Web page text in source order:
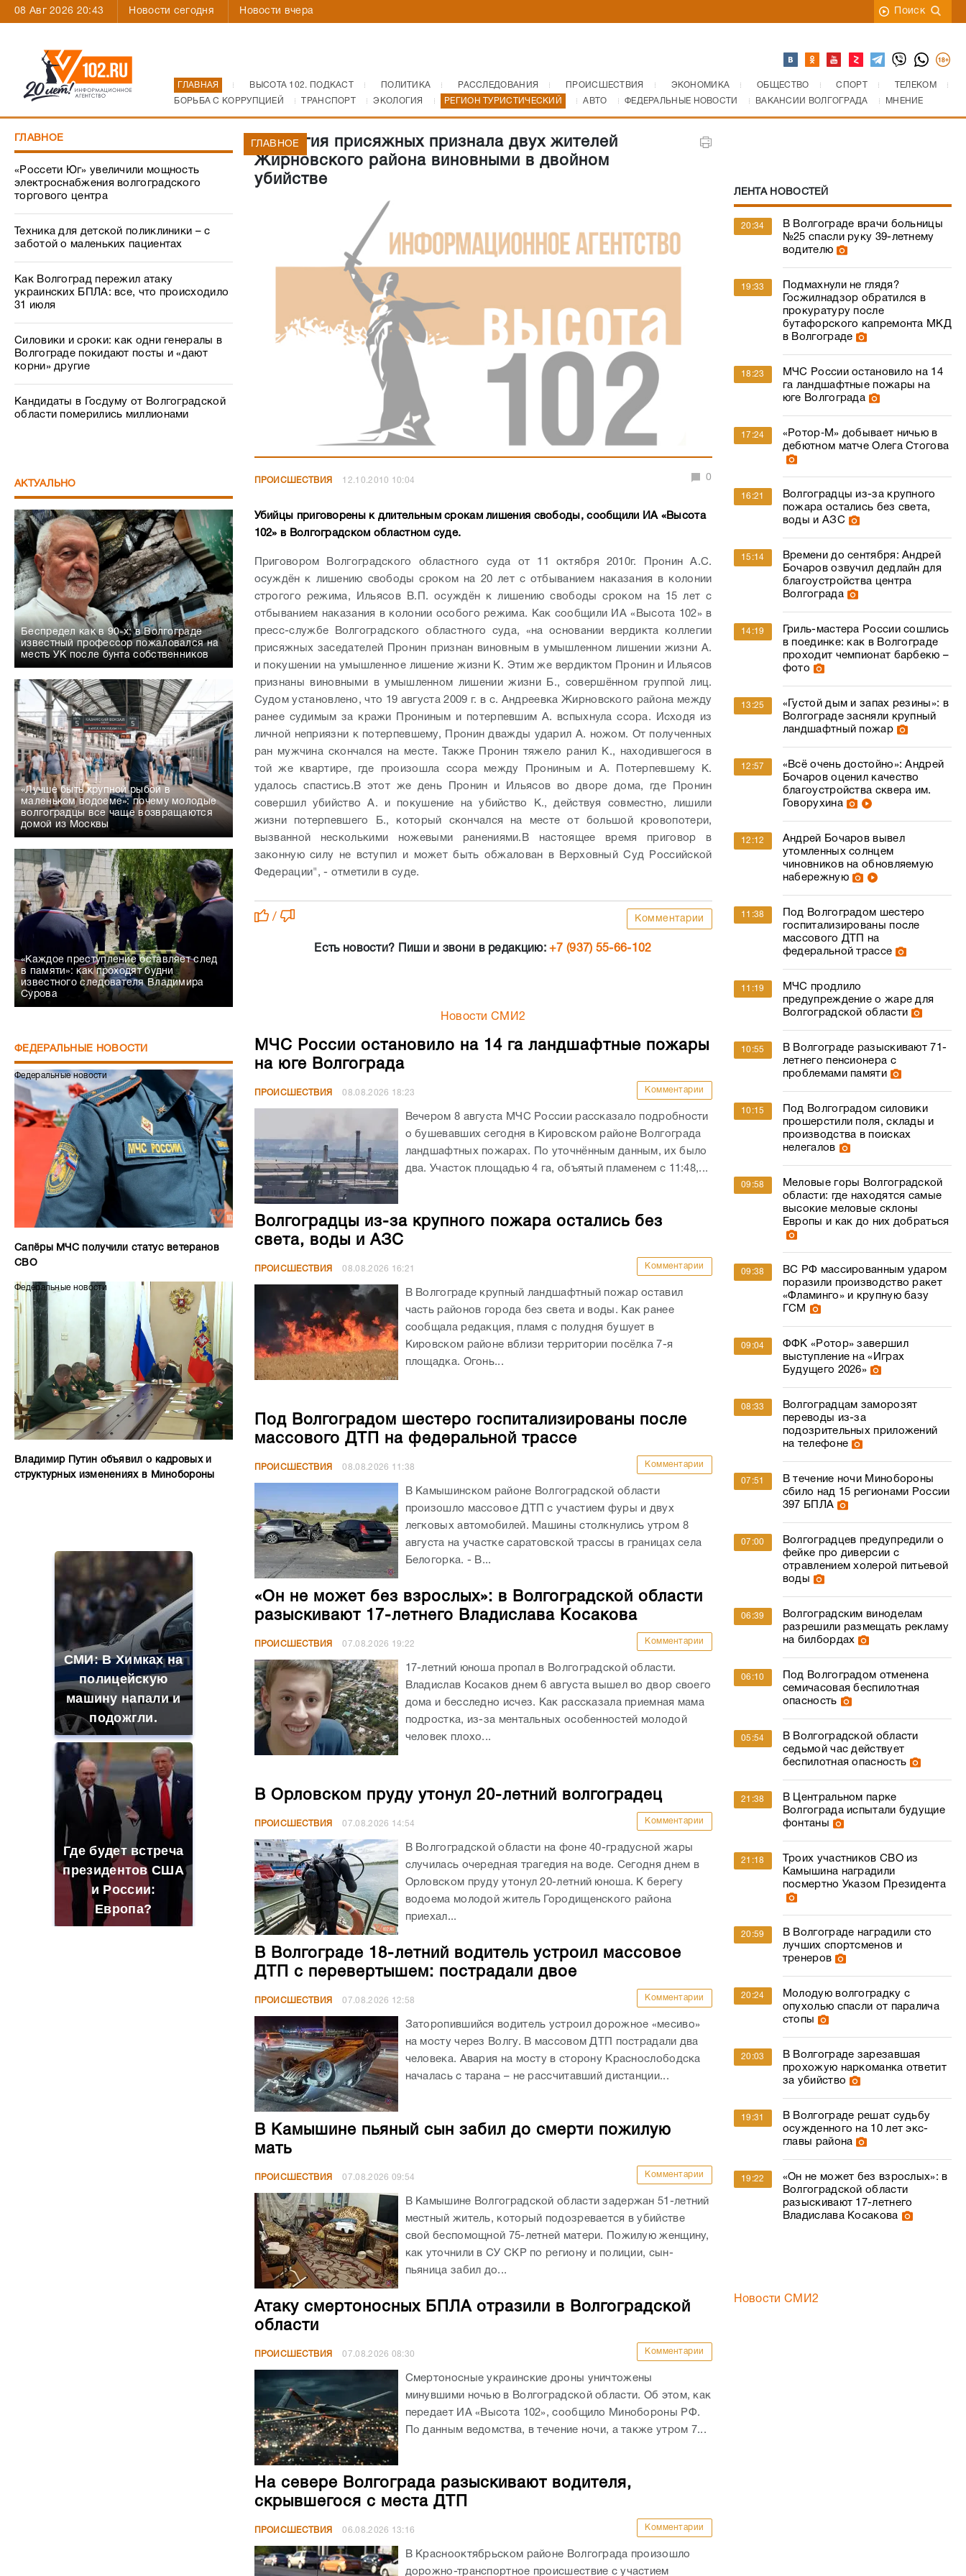
08 Авг 2026 20:43 Новости сегодня Новости вчера Поиск
ГЛАВНАЯ ВЫСОТА 102. ПОДКАСТ ПОЛИТИКА РАССЛЕДОВАНИЯ ПРОИСШЕСТВИЯ ЭКОНОМИКА ОБЩЕСТВО СПОРТ
ТЕЛЕКОМ
БОРЬБА С КОРРУПЦИЕЙ
ТРАНСПОРТ ЭКОЛОГИЯ РЕГИОН ТУРИСТИЧЕСКИЙ АВТО ФЕДЕРАЛЬНЫЕ НОВОСТИ ВАКАНСИИ ВОЛГОГРАДА МНЕНИЕ
ГЛАВНОЕ
«Россети Юг» увеличили мощность
электроснабжения волгоградского
торгового центра
Техника для детской поликлиники – с
заботой о маленьких пациентах
Как Волгоград пережил атаку
украинских БПЛА: все, что происходило
31 июля
Силовики и сроки: как одни генералы в
Волгограде покидают посты и «дают
корни» другие
Кандидаты в Госдуму от Волгоградской
области померились миллионами
АКТУАЛЬНО
Беспредел как в 90-х: в Волгограде
известный профессор пожаловался на
месть УК после бунта собственников
«Лучше быть крупной рыбой в
маленьком водоеме»: почему молодые
волгоградцы все чаще возвращаются
домой из Москвы
«Каждое преступление оставляет след
в памяти»: как проходят будни
известного следователя Владимира
Сурова
ФЕДЕРАЛЬНЫЕ НОВОСТИ
Федеральные новости
Сапёры МЧС получили статус ветеранов
СВО
Федеральные новости
Владимир Путин объявил о кадровых и
структурных изменениях в Минобороны
СМИ: В Химках на
полицейскую
машину напали и
подожгли.
Где будет встреча
президентов США
и России:
Европа?
Коллегия присяжных признала двух жителей
Жирновского района виновными в двойном
убийстве
ГЛАВНОЕ
ПРОИСШЕСТВИЯ 12.10.2010 10:04 0
Убийцы приговорены к длительным срокам лишения свободы, сообщили ИА «Высота
102» в Волгоградском областном суде.
Приговором Волгоградского областного суда от 11 октября 2010г. Пронин А.С.
осуждён к лишению свободы сроком на 20 лет с отбыванием наказания в колонии
строгого режима, Ильясов В.П. осуждён к лишению свободы сроком на 15 лет с
отбыванием наказания в колонии особого режима. Как сообщили ИА «Высота 102» в
пресс-службе Волгоградского областного суда, «на основании вердикта коллегии
присяжных заседателей Пронин признан виновным в умышленном лишении жизни А.
и покушении на умышленное лишение жизни К. Этим же вердиктом Пронин и Ильясов
признаны виновными в умышленном лишении жизни Б., совершённом группой лиц.
Судом установлено, что 19 августа 2009 г. в с. Андреевка Жирновского района между
ранее судимым за кражи Прониным и потерпевшим А. вспыхнула ссора. Исходя из
личной неприязни к потерпевшему, Пронин дважды ударил А. ножом. От полученных
ран мужчина скончался на месте. Также Пронин тяжело ранил К., находившегося в
той же квартире, где произошла ссора между Прониным и А. Потерпевшему К.
удалось спастись. В этот же день Пронин и Ильясов во дворе дома, где Пронин
совершил убийство А. и покушение на убийство К., действуя совместно, лишили
жизни потерпевшего Б., который скончался на месте от большой кровопотери,
вызванной несколькими ножевыми ранениями. В настоящее время приговор в
законную силу не вступил и может быть обжалован в Верховный Суд Российской
Федерации", - отметили в суде.
/ Комментарии
Есть новости? Пиши и звони в редакцию:+7 (937) 55-66-102
Новости СМИ2
МЧС России остановило на 14 га ландшафтные пожары
на юге Волгограда
ПРОИСШЕСТВИЯ 08.08.2026 18:23 Комментарии
Вечером 8 августа МЧС России рассказало подробности
о бушевавших сегодня в Кировском районе Волгограда
ландшафтных пожарах. По уточнённым данным, их было
два. Участок площадью 4 га, объятый пламенем с 11:48,...
Волгоградцы из-за крупного пожара остались без
света, воды и АЗС
ПРОИСШЕСТВИЯ 08.08.2026 16:21 Комментарии
В Волгограде крупный ландшафтный пожар оставил
часть районов города без света и воды. Как ранее
сообщала редакция, пламя с полудня бушует в
Кировском районе вблизи территории посёлка 7-я
площадка. Огонь...
Под Волгоградом шестеро госпитализированы после
массового ДТП на федеральной трассе
ПРОИСШЕСТВИЯ 08.08.2026 11:38 Комментарии
В Камышинском районе Волгоградской области
произошло массовое ДТП с участием фуры и двух
легковых автомобилей. Машины столкнулись утром 8
августа на участке саратовской трассы в границах села
Белогорка. - В...
«Он не может без взрослых»: в Волгоградской области
разыскивают 17-летнего Владислава Косакова
ПРОИСШЕСТВИЯ 07.08.2026 19:22 Комментарии
17-летний юноша пропал в Волгоградской области.
Владислав Косаков днем 6 августа вышел во двор своего
дома и бесследно исчез. Как рассказала приемная мама
подростка, из-за ментальных особенностей молодой
человек плохо...
В Орловском пруду утонул 20-летний волгоградец
ПРОИСШЕСТВИЯ 07.08.2026 14:54 Комментарии
В Волгоградской области на фоне 40-градусной жары
случилась очередная трагедия на воде. Сегодня днем в
Орловском пруду утонул 20-летний юноша. К берегу
водоема молодой житель Городищенского района
приехал...
В Волгограде 18-летний водитель устроил массовое
ДТП с перевертышем: пострадали двое
ПРОИСШЕСТВИЯ 07.08.2026 12:58 Комментарии
Заторопившийся водитель устроил дорожное «месиво»
на мосту через Волгу. В массовом ДТП пострадали два
человека. Авария на мосту в сторону Краснослободска
началась с тарана – не рассчитавший дистанции...
В Камышине пьяный сын забил до смерти пожилую
мать
ПРОИСШЕСТВИЯ 07.08.2026 09:54 Комментарии
В Камышине Волгоградской области задержан 51-летний
местный житель, который подозревается в убийстве
свой беспомощной 75-летней матери. Пожилую женщину,
как уточнили в СУ СКР по региону и полиции, сын-
пьяница забил до...
Атаку смертоносных БПЛА отразили в Волгоградской
области
ПРОИСШЕСТВИЯ 07.08.2026 08:30 Комментарии
Смертоносные украинские дроны уничтожены
минувшими ночью в Волгоградской области. Об этом, как
передает ИА «Высота 102», сообщило Минобороны РФ.
По данным ведомства, в течение ночи, а также утром 7...
На севере Волгограда разыскивают водителя,
скрывшегося с места ДТП
ПРОИСШЕСТВИЯ 06.08.2026 13:16 Комментарии
В Краснооктябрьском районе Волгограда произошло
дорожно-транспортное происшествие с участием
ЛЕНТА НОВОСТЕЙ
20:34
В Волгограде врачи больницы
№25 спасли руку 39-летнему
водителю
19:33
Подмахнули не глядя?
Госжилнадзор обратился в
прокуратуру после
бутафорского капремонта МКД
в Волгограде
18:23
МЧС России остановило на 14
га ландшафтные пожары на
юге Волгограда
17:24
«Ротор‑М» добывает ничью в
дебютном матче Олега Стогова
16:21
Волгоградцы из-за крупного
пожара остались без света,
воды и АЗС
15:14
Времени до сентября: Андрей
Бочаров озвучил дедлайн для
благоустройства центра
Волгограда
14:19
Гриль-мастера России сошлись
в поединке: как в Волгограде
проходит чемпионат барбекю –
фото
13:25
«Густой дым и запах резины»: в
Волгограде засняли крупный
ландшафтный пожар
12:57
«Всё очень достойно»: Андрей
Бочаров оценил качество
благоустройства сквера им.
Говорухина
12:12
Андрей Бочаров вывел
утомленных солнцем
чиновников на обновляемую
набережную
11:38
Под Волгоградом шестеро
госпитализированы после
массового ДТП на
федеральной трассе
11:19
МЧС продлило
предупреждение о жаре для
Волгоградской области
10:55
В Волгограде разыскивают 71-
летнего пенсионера с
проблемами памяти
10:15
Под Волгоградом силовики
прошерстили поля, склады и
производства в поисках
нелегалов
09:58
Меловые горы Волгоградской
области: где находятся самые
высокие меловые склоны
Европы и как до них добраться
09:38
ВС РФ массированным ударом
поразили производство ракет
«Фламинго» и крупную базу
ГСМ
09:04
ФФК «Ротор» завершил
выступление на «Играх
Будущего 2026»
08:33
Волгоградцам заморозят
переводы из-за
подозрительных приложений
на телефоне
07:51
В течение ночи Минобороны
сбило над 15 регионами России
397 БПЛА
07:00
Волгоградцев предупредили о
фейке про диверсии с
отравлением холерой питьевой
воды
06:39
Волгоградским виноделам
разрешили размещать рекламу
на билбордах
06:10
Под Волгоградом отменена
семичасовая беспилотная
опасность
05:54
В Волгоградской области
седьмой час действует
беспилотная опасность
21:38
В Центральном парке
Волгограда испытали будущие
фонтаны
21:18
Троих участников СВО из
Камышина наградили
посмертно Указом Президента
20:59
В Волгограде наградили сто
лучших спортсменов и
тренеров
20:24
Молодую волгоградку с
опухолью спасли от паралича
стопы
20:03
В Волгограде зарезавшая
прохожую наркоманка ответит
за убийство
19:31
В Волгограде решат судьбу
осужденного на 10 лет экс-
главы района
19:22
«Он не может без взрослых»: в
Волгоградской области
разыскивают 17-летнего
Владислава Косакова
Новости СМИ2